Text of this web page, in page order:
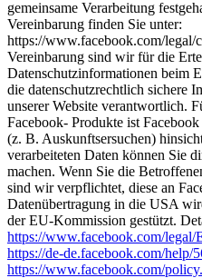
gemeinsame Verarbeitung
Vereinbarung finden Sie unter:
https://www.facebook.com/legal/
Vereinbarung sind wir für die
Datenschutzinformationen beim
die datenschutzrechtlich sichere
unserer Website verantwortlich.
Facebook- Produkte ist
(z. B. Auskunftsersuchen)
verarbeiteten Daten können Sie
machen. Wenn Sie die
sind wir verpflichtet, diese an
Datenübertragung in die USA
der EU-Kommission gestützt.
https://www.facebook.com/legal/
https://de-de.facebook.com/help/
https://www.facebook.com/